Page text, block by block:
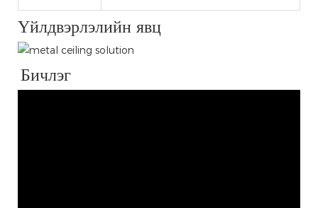
Үйлдвэрлэлийн явц
Бичлэг